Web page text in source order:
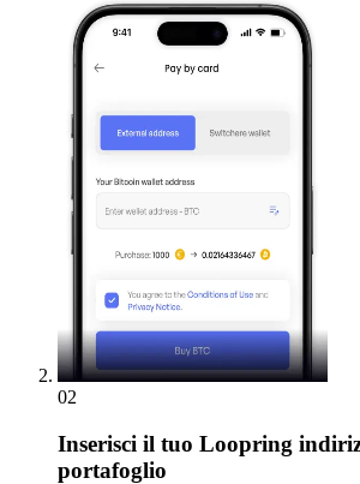
02
Inserisci il tuo Loopring
portafoglio